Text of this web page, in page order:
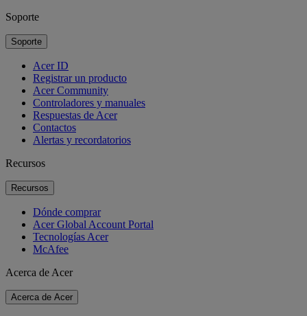
Soporte
Soporte
Acer ID
Registrar un producto
Acer Community
Controladores y manuales
Respuestas de Acer
Contactos
Alertas y recordatorios
Recursos
Recursos
Dónde comprar
Acer Global Account Portal
Tecnologías Acer
McAfee
Acerca de Acer
Acerca de Acer